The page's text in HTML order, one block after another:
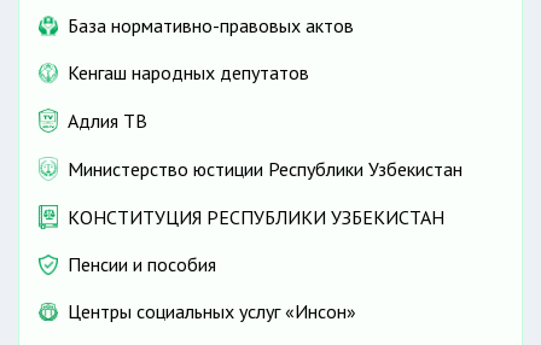
База нормативно-правовых актов
Кенгаш народных депутатов
Адлия ТВ
Министерство юстиции Республики Узбекистан
КОНСТИТУЦИЯ РЕСПУБЛИКИ УЗБЕКИСТАН
Пенсии и пособия
Центры социальных услуг «Инсон»